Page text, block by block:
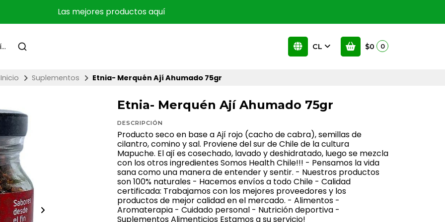
Las mejores productos aquí
CL $0 0
Inicio Suplementos Etnia- Merquén Ají Ahumado 75gr
Etnia- Merquén Ají Ahumado 75gr
DESCRIPCIÓN
Producto seco en base a Ají rojo (cacho de cabra), semillas de
cilantro, comino y sal. Proviene del sur de Chile de la cultura
Mapuche. El ají es cosechado, lavado y deshidratado, luego se mezcla
con los otros ingredientes Somos Health Chile!!! - Pensamos la vida
sana como una manera de entender y sentir. - Nuestros productos
son 100% naturales - Hacemos envíos a todo Chile - Calidad
certificada: Trabajamos con los mejores proveedores y los
productos de mejor calidad en el mercado. - Alimentos -
Aromaterapia - Cuidado personal - Nutrición deportiva -
Suplementos Alimenticios Estamos a su servicio!